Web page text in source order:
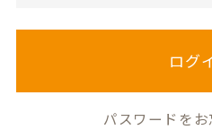
ログ
パスワードをお